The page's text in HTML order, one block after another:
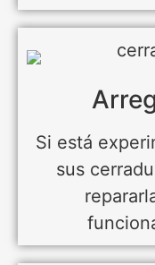
Si está
sus